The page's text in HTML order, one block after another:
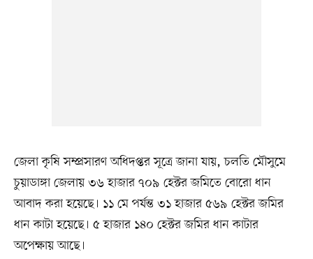
জেলা কৃষি সম্প্রসারণ অধিদপ্তর সূত্রে জানা যায়, চলতি মৌসুমে
চুয়াডাঙ্গা জেলায় ৩৬ হাজার ৭০৯ হেক্টর জমিতে বোরো ধান
আবাদ করা হয়েছে। ১১ মে পর্যন্ত ৩১ হাজার ৫৬৯ হেক্টর জমির
ধান কাটা হয়েছে। ৫ হাজার ১৪০ হেক্টর জমির ধান কাটার
অপেক্ষায় আছে।